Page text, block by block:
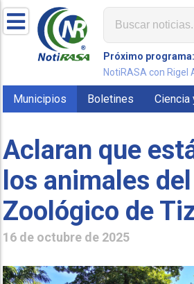
Próximo programa:
NotiRASA con Rigel
Municipios Boletines Ciencia
Aclaran que
los animales del
Zoológico de
16 de octubre de 2025